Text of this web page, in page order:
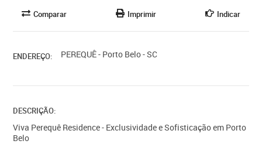
Comparar Imprimir Indicar
ENDEREÇO: PEREQUÊ - Porto Belo - SC
DESCRIÇÃO:
Viva Perequê Residence - Exclusividade e Sofisticação em Porto
Belo